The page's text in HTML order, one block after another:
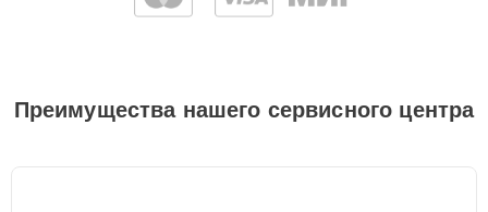
Преимущества нашего сервисного центра